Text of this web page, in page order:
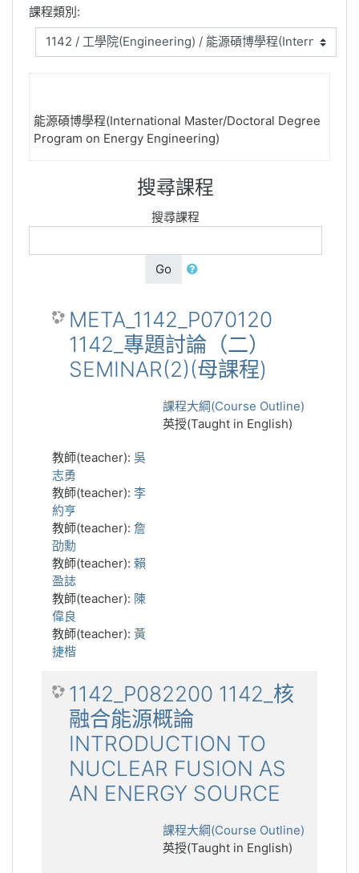
課程類別:
能源碩博學程(International Master/Doctoral Degree
Program on Energy Engineering)
搜尋課程
搜尋課程
Go
META_1142_P070120
1142_專題討論（二）
SEMINAR(2)(母課程)
課程大綱(Course Outline)
英授(Taught in English)
教師(teacher): 吳
志勇
教師(teacher): 李
約亨
教師(teacher): 詹
劭勳
教師(teacher): 賴
盈誌
教師(teacher): 陳
偉良
教師(teacher): 黃
捷楷
1142_P082200 1142_核
融合能源概論
INTRODUCTION TO
NUCLEAR FUSION AS
AN ENERGY SOURCE
課程大綱(Course Outline)
英授(Taught in English)